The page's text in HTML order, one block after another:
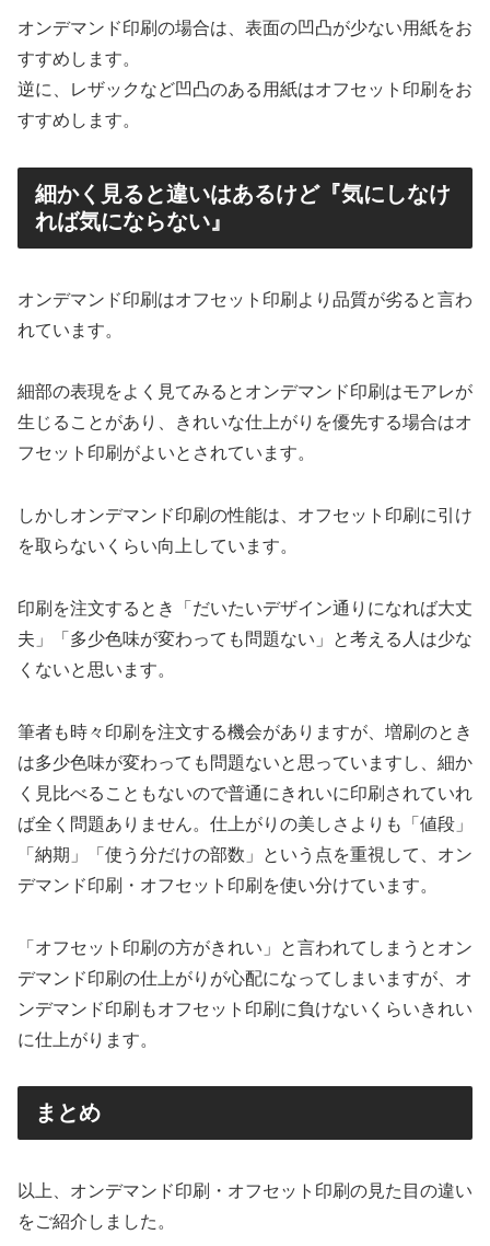
オンデマンド印刷の場合は、表面の凹凸が少ない用紙をお
すすめします。
逆に、レザックなど凹凸のある用紙はオフセット印刷をお
すすめします。
細かく見ると違いはあるけど『気にしなけ
れば気にならない』
オンデマンド印刷はオフセット印刷より品質が劣ると言わ
れています。
細部の表現をよく見てみるとオンデマンド印刷はモアレが
生じることがあり、きれいな仕上がりを優先する場合はオ
フセット印刷がよいとされています。
しかしオンデマンド印刷の性能は、オフセット印刷に引け
を取らないくらい向上しています。
印刷を注文するとき「だいたいデザイン通りになれば大丈
夫」「多少色味が変わっても問題ない」と考える人は少な
くないと思います。
筆者も時々印刷を注文する機会がありますが、増刷のとき
は多少色味が変わっても問題ないと思っていますし、細か
く見比べることもないので普通にきれいに印刷されていれ
ば全く問題ありません。仕上がりの美しさよりも「値段」
「納期」「使う分だけの部数」という点を重視して、オン
デマンド印刷・オフセット印刷を使い分けています。
「オフセット印刷の方がきれい」と言われてしまうとオン
デマンド印刷の仕上がりが心配になってしまいますが、オ
ンデマンド印刷もオフセット印刷に負けないくらいきれい
に仕上がります。
まとめ
以上、オンデマンド印刷・オフセット印刷の見た目の違い
をご紹介しました。